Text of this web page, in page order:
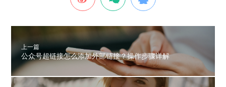
上一篇
公众号超链接怎么添加外部链接？操作步骤详解